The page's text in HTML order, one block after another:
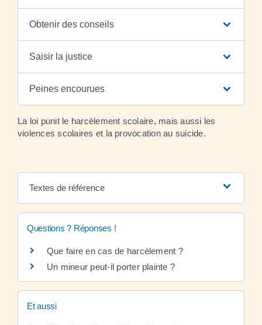
Obtenir des conseils
Saisir la justice
Peines encourues
La loi punit le harcèlement scolaire, mais aussi les
violences scolaires et la provocation au suicide.
Textes de référence
Questions ? Réponses !
Que faire en cas de harcèlement ?
Un mineur peut-il porter plainte ?
Et aussi